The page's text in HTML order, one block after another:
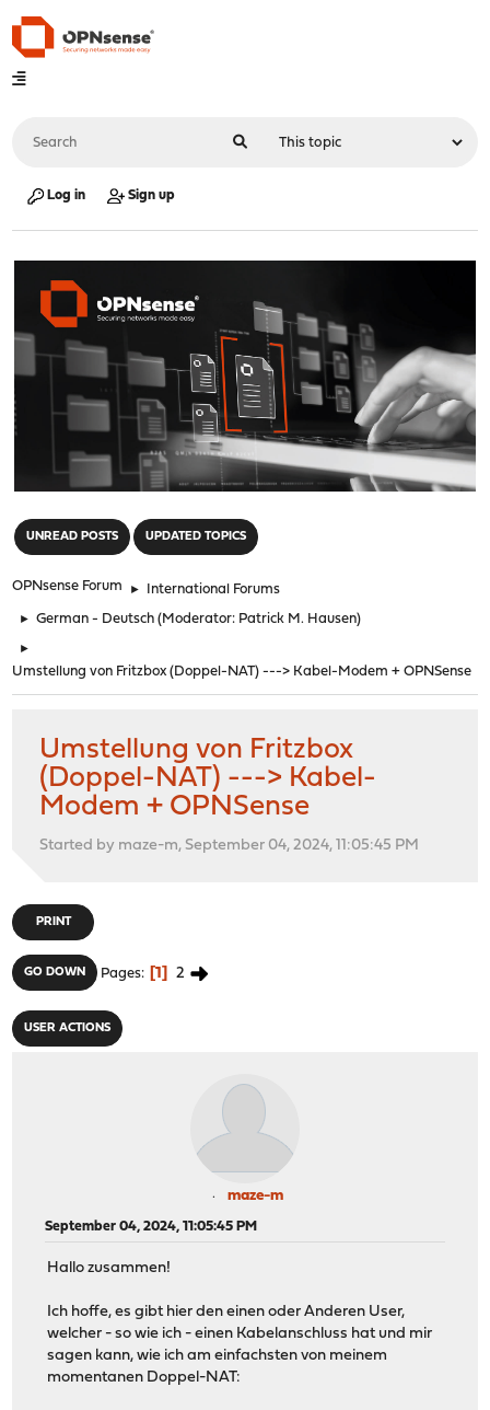
Log in Sign up
UNREAD POSTS UPDATED TOPICS
OPNsense Forum ► International Forums
► German - Deutsch (Moderator: Patrick M. Hausen)
►
Umstellung von Fritzbox (Doppel-NAT) ---> Kabel-Modem + OPNSense
Umstellung von Fritzbox
(Doppel-NAT) ---> Kabel-
Modem + OPNSense
Started by maze-m, September 04, 2024, 11:05:45 PM
PRINT
GO DOWN Pages 1 2
USER ACTIONS
maze-m
September 04, 2024, 11:05:45 PM
Hallo zusammen!
Ich hoffe, es gibt hier den einen oder Anderen User,
welcher - so wie ich - einen Kabelanschluss hat und mir
sagen kann, wie ich am einfachsten von meinem
momentanen Doppel-NAT: